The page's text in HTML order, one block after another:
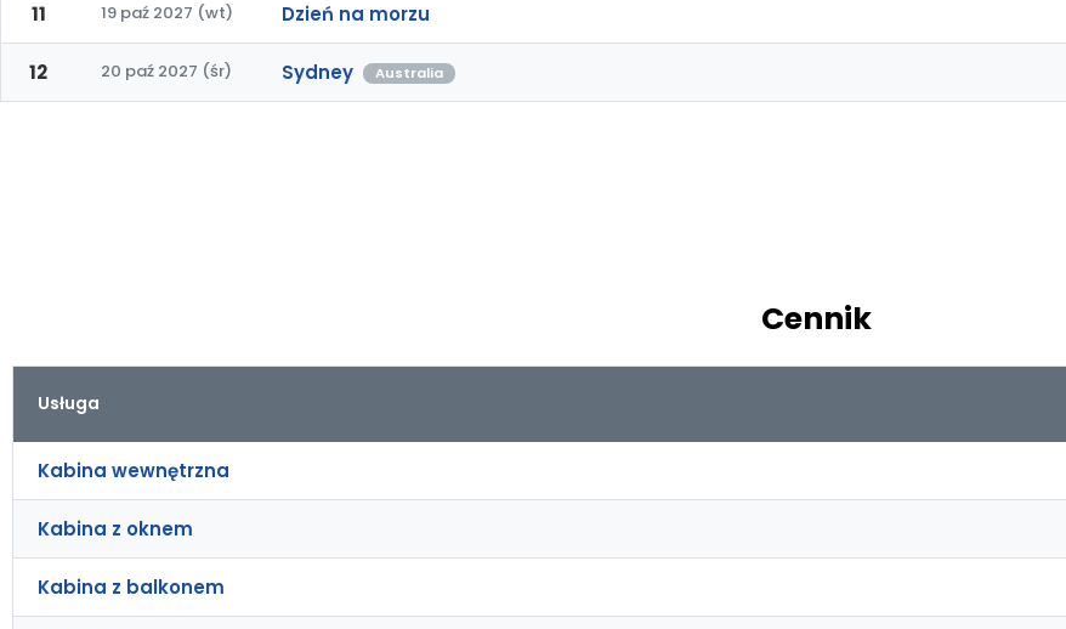
11 19 paź 2027 (wt) Dzień na morzu
12 20 paź 2027 (śr) Sydney Australia
Cennik
Usługa
Kabina wewnętrzna
Kabina z oknem
Kabina z balkonem